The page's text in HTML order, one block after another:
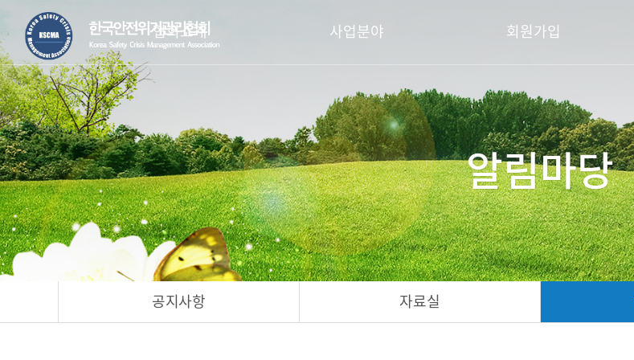
협회소개 사업분야 회원가입
공지사항 자료실
알림마당